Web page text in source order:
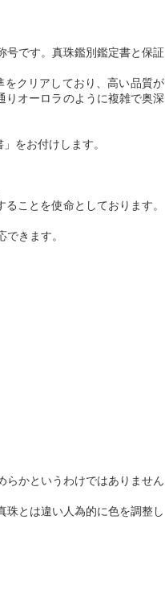
号です。真珠鑑別鑑定書と保証
をクリアしており、高い品質が
りオーロラのように複雑で奥深
をお付けします。
ことを使命としております。
きます。
らかというわけではありません
珠とは違い人為的に色を調整し